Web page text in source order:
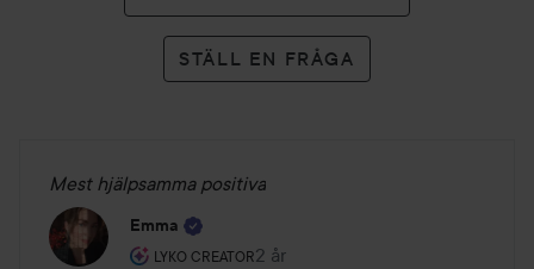
STÄLL EN FRÅGA
Mest hjälpsamma positiva
Emma
LYKO CREATOR
Användarens roll: Lyko Creator.
2 år
Inlägget skapades 2 år